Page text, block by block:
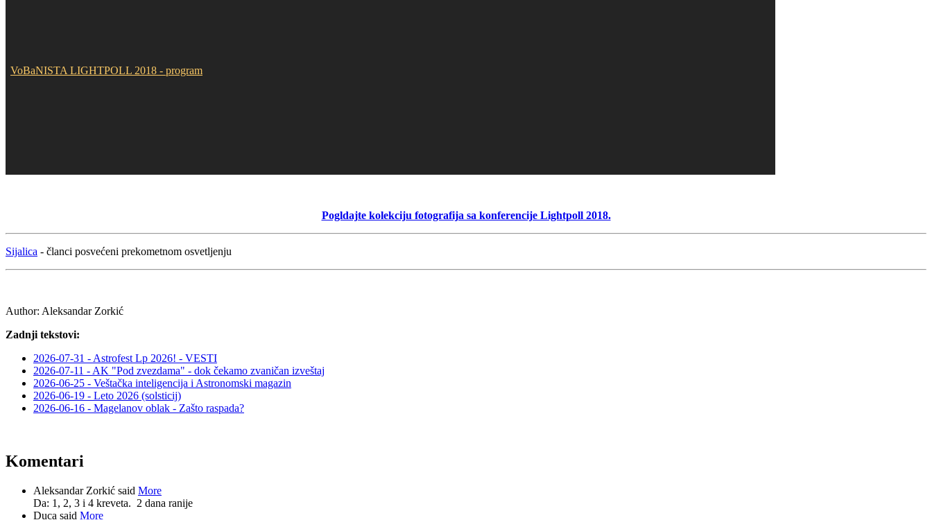
VoBaNISTA LIGHTPOLL 2018 - program
Pogldajte kolekciju fotografija sa konferencije Lightpoll 2018.
Sijalica - članci posvećeni prekometnom osvetljenju
Author: Aleksandar Zorkić
Zadnji tekstovi:
2026-07-31 - Astrofest Lp 2026! - VESTI
2026-07-11 - AK "Pod zvezdama" - dok čekamo zvaničan izveštaj
2026-06-25 - Veštačka inteligencija i Astronomski magazin
2026-06-19 - Leto 2026 (solsticij)
2026-06-16 - Magelanov oblak - Zašto raspada?
Komentari
Aleksandar Zorkić said More
Da: 1, 2, 3 i 4 kreveta. 2 dana ranije
Duca said More